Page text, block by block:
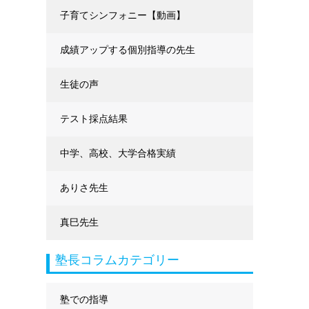
に強くなる
子育てシンフォニー【動画】
成績アップする個別指導の先生
生徒の声
テスト採点結果
中学、高校、大学合格実績
ありさ先生
真巳先生
塾長コラムカテゴリー
塾での指導